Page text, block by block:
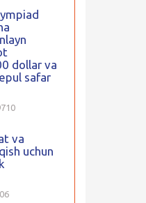
dollar va
safar
va
uchun